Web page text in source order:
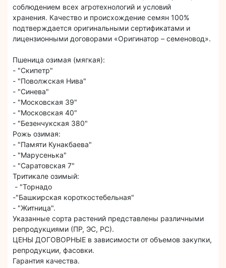
соблюдением всех агротехнологий и условий
хранения. Качество и происхождение семян 100%
подтверждается оригинальными сертификатами и
лицензионными договорами «Оригинатор – семеновод».
Пшеница озимая (мягкая):
- "Скипетр"
- "Поволжская Нива"
- "Синева"
- "Московская 39"
- "Московская 40"
- "Безенчукская 380"
Рожь озимая:
- "Памяти Кунакбаева"
- "Марусенька"
- "Саратовская 7"
Тритикале озимый:
- "Торнадо
-"Башкирская короткостебельная"
- "Житница".
Указанные сорта растений представлены различными
репродукциями (ПР, ЭС, РС).
ЦЕНЫ ДОГОВОРНЫЕ в зависимости от объемов закупки,
репродукции, фасовки.
Гарантия качества.